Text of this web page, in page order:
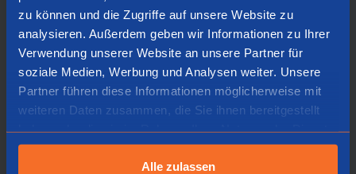
zu können und die Zugriffe auf unsere Website zu
analysieren. Außerdem geben wir Informationen zu Ihrer
Verwendung unserer Website an unsere Partner für
soziale Medien, Werbung und Analysen weiter. Unsere
Partner führen diese Informationen möglicherweise mit
weiteren Daten zusammen, die Sie ihnen bereitgestellt
haben oder die sie im Rahmen Ihrer Nutzung der Dienste
gesammelt haben.
Alle zulassen
R-Go Pouch Filztasche für Split-
Tastatur
Zum Produkt